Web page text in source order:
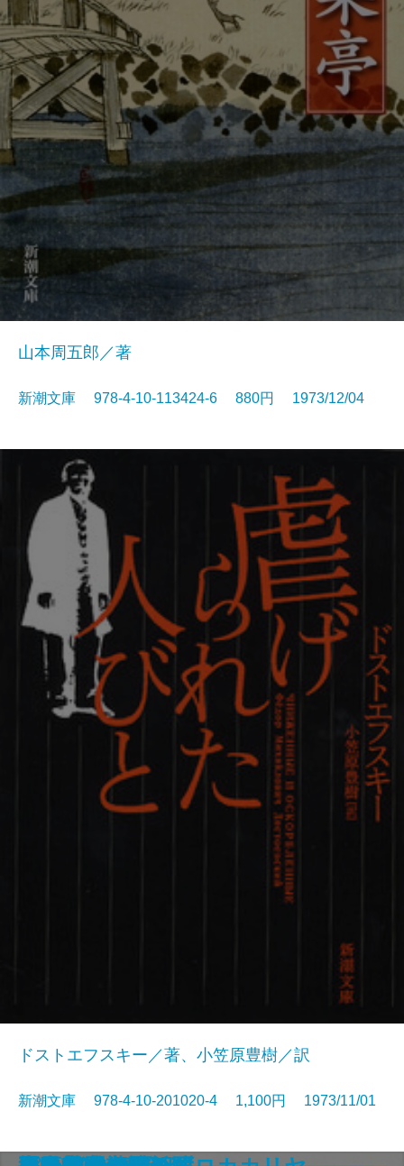
山本周五郎／著
新潮文庫 978-4-10-113424-6 880円 1973/12/04
ドストエフスキー／著、小笠原豊樹／訳
新潮文庫 978-4-10-201020-4 1,100円 1973/11/01